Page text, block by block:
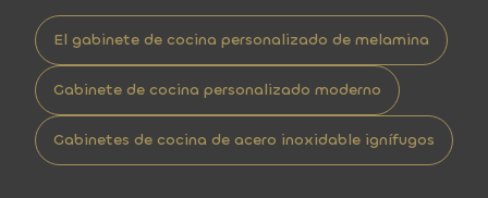
El gabinete de cocina personalizado de melamina
Gabinete de cocina personalizado moderno
Gabinetes de cocina de acero inoxidable ignífugos